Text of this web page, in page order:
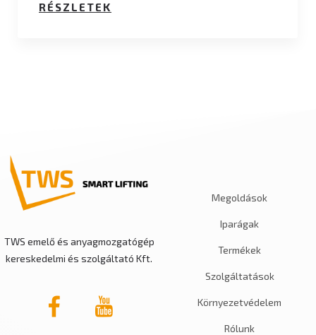
RÉSZLETEK
TWS emelő és anyagmozgatógép
kereskedelmi és szolgáltató Kft.
Megoldások
Iparágak
Termékek
Szolgáltatások
Környezetvédelem
Rólunk